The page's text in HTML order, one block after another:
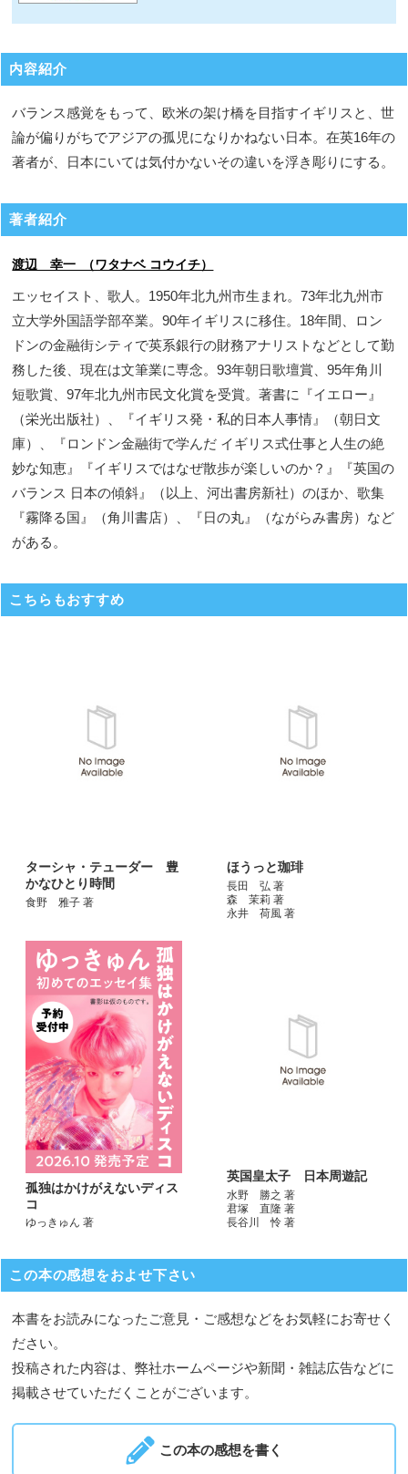
内容紹介
バランス感覚をもって、欧米の架け橋を目指すイギリスと、世
論が偏りがちでアジアの孤児になりかねない日本。在英16年の
著者が、日本にいては気付かないその違いを浮き彫りにする。
著者紹介
渡辺 幸一 （ワタナベ コウイチ）
エッセイスト、歌人。1950年北九州市生まれ。73年北九州市
立大学外国語学部卒業。90年イギリスに移住。18年間、ロン
ドンの金融街シティで英系銀行の財務アナリストなどとして勤
務した後、現在は文筆業に専念。93年朝日歌壇賞、95年角川
短歌賞、97年北九州市民文化賞を受賞。著書に『イエロー』
（栄光出版社）、『イギリス発・私的日本人事情』（朝日文
庫）、『ロンドン金融街で学んだ イギリス式仕事と人生の絶
妙な知恵』『イギリスではなぜ散歩が楽しいのか？』『英国の
バランス 日本の傾斜』（以上、河出書房新社）のほか、歌集
『霧降る国』（角川書店）、『日の丸』（ながらみ書房）など
がある。
こちらもおすすめ
ターシャ・テューダー 豊
かなひとり時間
食野 雅子 著
ほうっと珈琲
長田 弘 著
森 茉莉 著
永井 荷風 著
孤独はかけがえないディス
コ
ゆっきゅん 著
英国皇太子 日本周遊記
水野 勝之 著
君塚 直隆 著
長谷川 怜 著
この本の感想をおよせ下さい
本書をお読みになったご意見・ご感想などをお気軽にお寄せく
ださい。
投稿された内容は、弊社ホームページや新聞・雑誌広告などに
掲載させていただくことがございます。
この本の感想を書く